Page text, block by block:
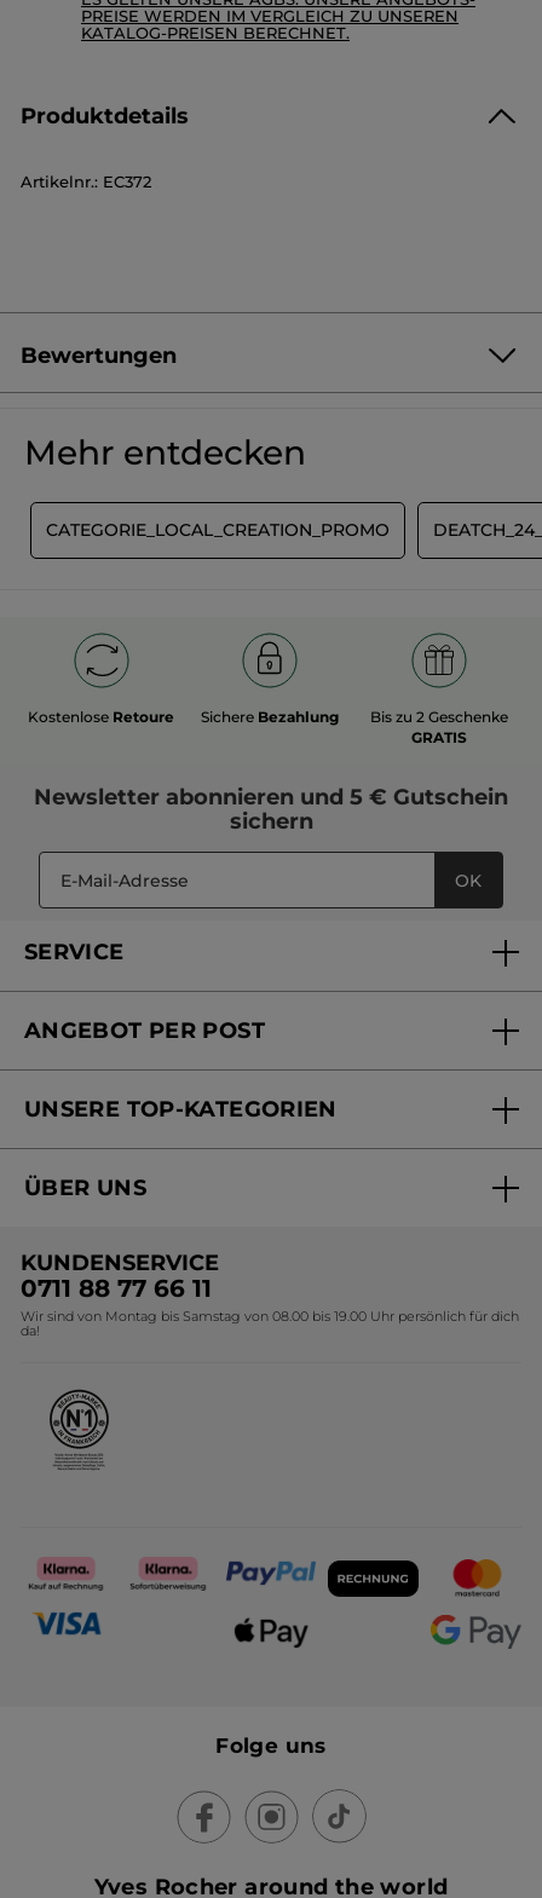
PREISE WERDEN IM VERGLEICH ZU UNSEREN
KATALOG-PREISEN BERECHNET.
Produktdetails
Artikelnr.: EC372
Bewertungen
Kein
BEWERTUNG VERFASSEN
Mehr entdecken
CATEGORIE_LOCAL_CREATION_PROMO
Kostenlose Retoure Sichere Bezahlung
Bis zu 2 Geschenke
GRATIS
Newsletter abonnieren und 5 € Gutschein
sichern
OK
SERVICE
Mein Konto
Online Preisliste
ANGEBOT PER POST
Versandhandel Preisliste
UNSERE TOP-KATEGORIEN
Black Friday Yves Rocher
Geschenkideen Yves Rocher
Kollektion Monoi Yves Rocher
ÜBER UNS
Umweltstiftung YR
Affiliate Programm
KUNDENSERVICE
0711 88 77 66 11
Wir sind von Montag bis Samstag von 08.00 bis 19.00 Uhr persönlich für dich
da!
Folge uns
Yves Rocher around the world